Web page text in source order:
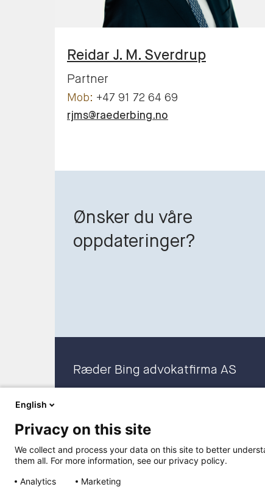
Reidar J. M. Sverdrup
Partner
+47 91 72 64 69
rjms@raederbing.no
Ønsker du våre
oppdateringer?
Ræder Bing advokatfirma AS
English
Privacy on this site
We collect and process your data on this site to better
them all. For more information, see our privacy policy.
Analytics
Marketing